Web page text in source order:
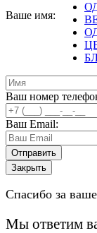
Ваше имя:
Ваш номер
Ваш Email:
Закрыть
Спасибо за
Мы ответим